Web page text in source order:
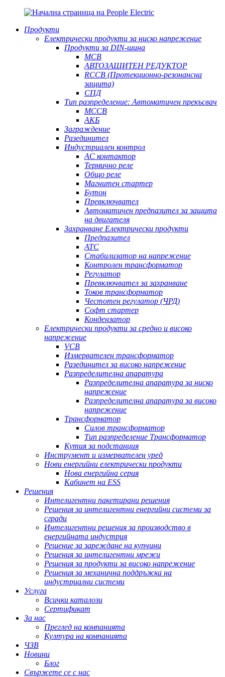
Продукти
Електрически продукти за ниско напрежение
Продукти за DIN-шина
MCB
АВТОЗАЩИТЕН РЕДУКТОР
RCCB (Протекционно-резонансна
защита)
СПД
Тип разпределение: Автоматичен прекъсвач
MCCB
АКБ
Заграждение
Разединител
Индустриален контрол
AC контактор
Термично реле
Общо реле
Магнитен стартер
Бутон
Превключвател
Автоматичен предпазител за защита
на двигателя
Захранване Електрически продукти
Предпазител
АТС
Стабилизатор на напрежение
Контролен трансформатор
Регулатор
Превключвател за захранване
Токов трансформатор
Честотен регулатор (ЧРД)
Софт стартер
Кондензатор
Електрически продукти за средно и високо
напрежение
VCB
Измервателен трансформатор
Разединител за високо напрежение
Разпределителна апаратура
Разпределителна апаратура за ниско
напрежение
Разпределителна апаратура за високо
напрежение
Трансформатор
Силов трансформатор
Тип разпределение Трансформатор
Кутия за подстанция
Инструмент и измервателен уред
Нови енергийни електрически продукти
Нова енергийна серия
Кабинет на ESS
Решения
Интелигентни пакетирани решения
Решения за интелигентни енергийни системи за
сгради
Интелигентни решения за производство в
енергийната индустрия
Решение за зареждане на купчини
Решения за интелигентни мрежи
Решения за продукти за високо напрежение
Решения за механична поддръжка на
индустриални системи
Услуга
Всички каталози
Сертификат
За нас
Преглед на компанията
Култура на компанията
ЧЗВ
Новини
Блог
Свържете се с нас